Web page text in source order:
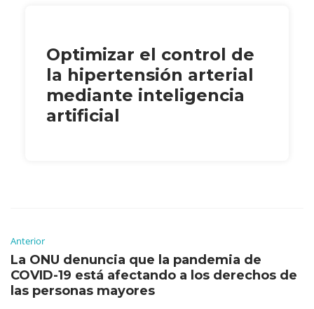
Optimizar el control de
la hipertensión arterial
mediante inteligencia
artificial
Anterior
La ONU denuncia que la pandemia de
COVID-19 está afectando a los derechos de
las personas mayores